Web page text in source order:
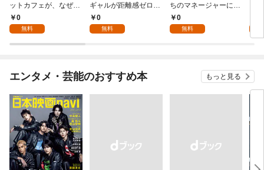
ットカフェが、なぜか
クラスの美少女たちの
溜まり場になった件。
0
無料
ギャルが距離感ゼロで
も優しくない 第1話
【単話版】
0
無料
ちのマネージャーにな
ったら、全員元カノだ
った 第1話【単話版】
0
無料
エンタメ・芸能のおすすめ本 もっと見る